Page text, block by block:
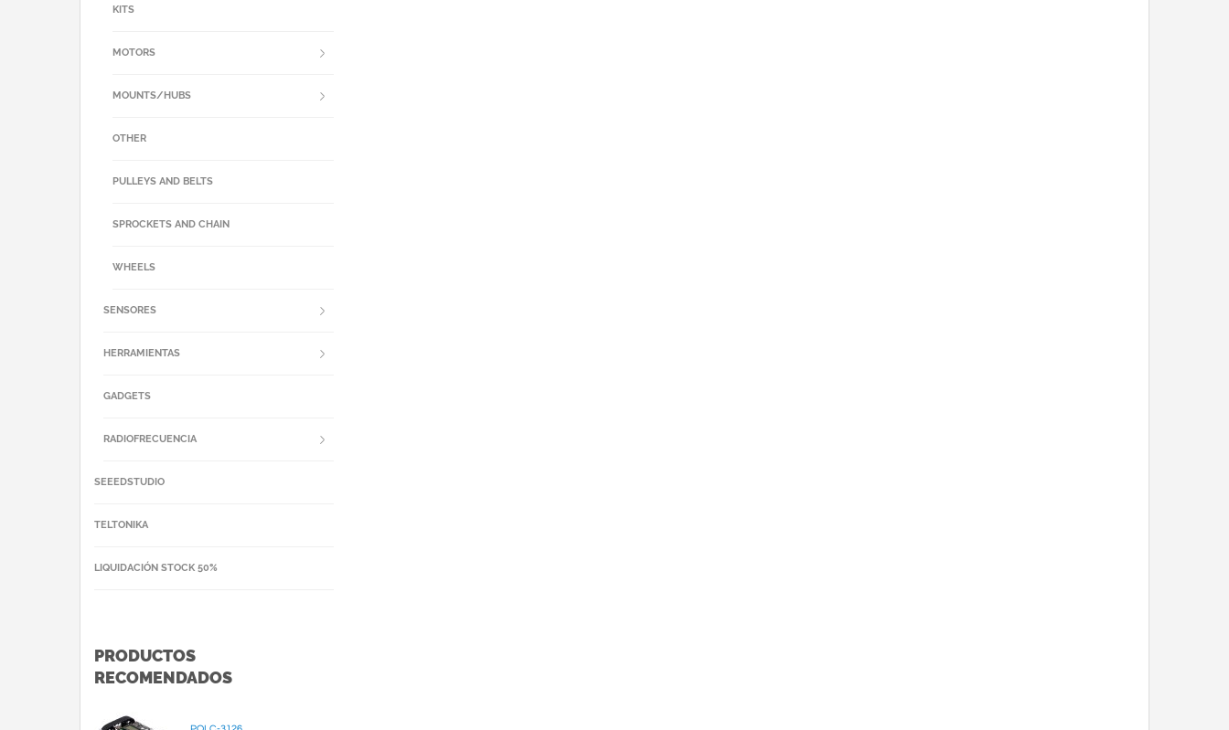
KITS
MOTORS
MOUNTS/HUBS
OTHER
PULLEYS AND BELTS
SPROCKETS AND CHAIN
WHEELS
SENSORES
HERRAMIENTAS
GADGETS
RADIOFRECUENCIA
SEEEDSTUDIO
TELTONIKA
LIQUIDACIÓN STOCK 50%
PRODUCTOS
RECOMENDADOS